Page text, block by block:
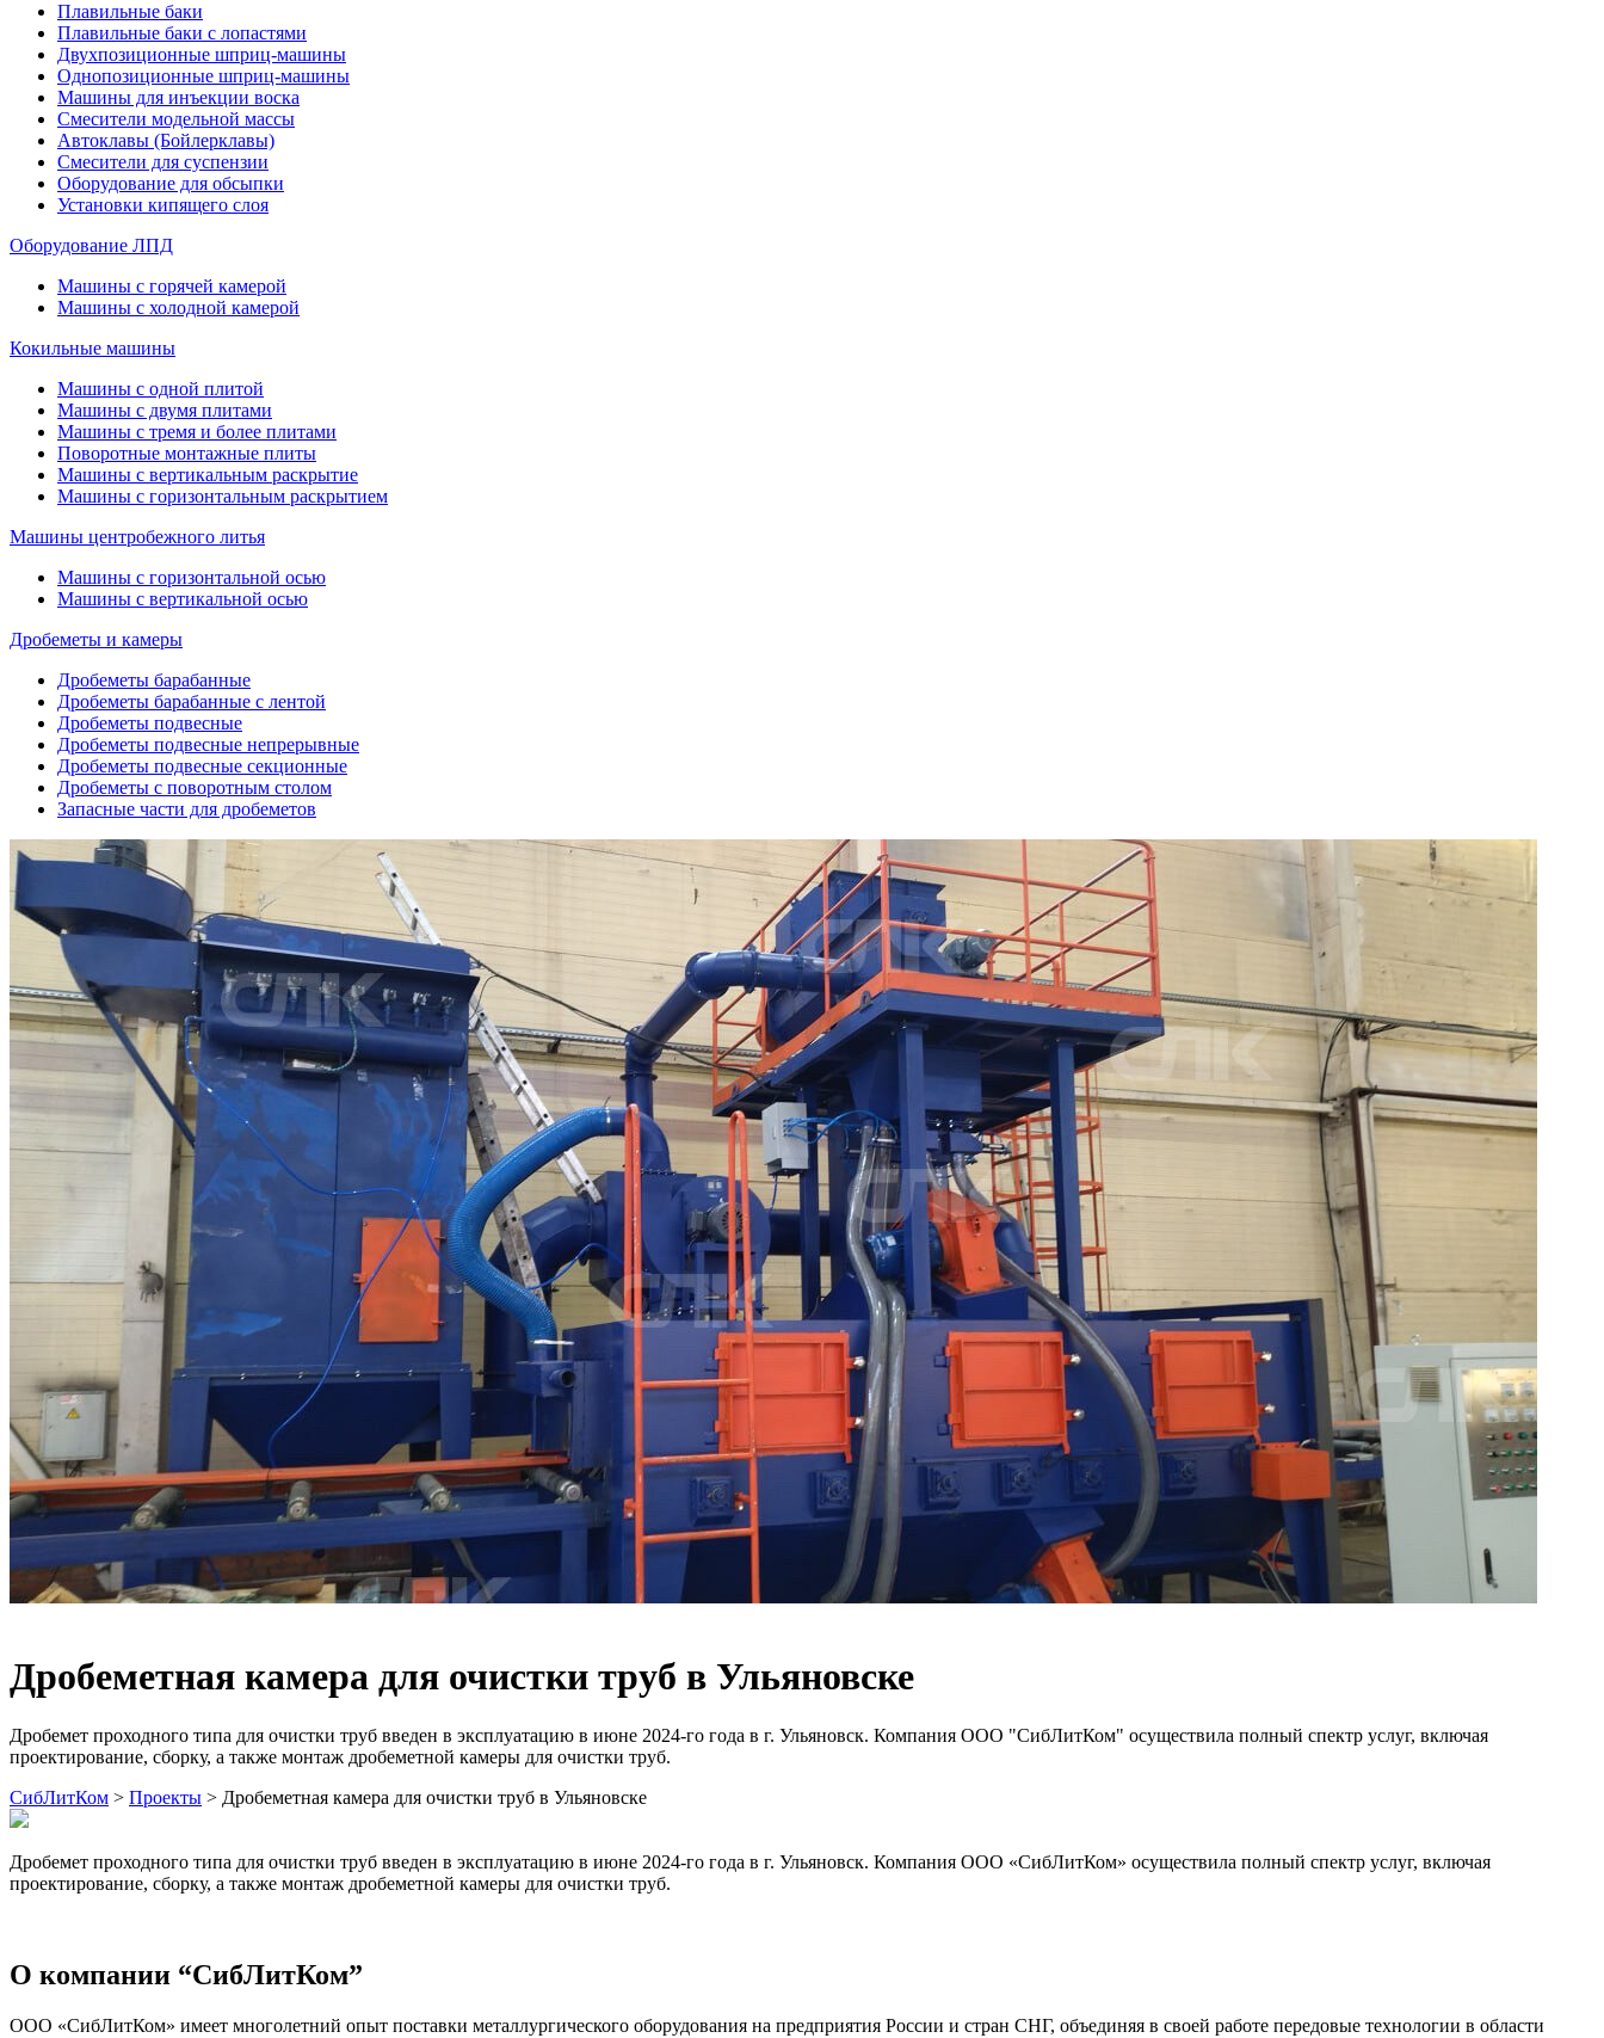
Плавильные баки
Плавильные баки с лопастями
Двухпозиционные шприц-машины
Однопозиционные шприц-машины
Машины для инъекции воска
Смесители модельной массы
Автоклавы (Бойлерклавы)
Смесители для суспензии
Оборудование для обсыпки
Установки кипящего слоя
Оборудование ЛПД
Машины с горячей камерой
Машины с холодной камерой
Кокильные машины
Машины с одной плитой
Машины с двумя плитами
Машины с тремя и более плитами
Поворотные монтажные плиты
Машины с вертикальным раскрытие
Машины с горизонтальным раскрытием
Машины центробежного литья
Машины с горизонтальной осью
Машины с вертикальной осью
Дробеметы и камеры
Дробеметы барабанные
Дробеметы барабанные с лентой
Дробеметы подвесные
Дробеметы подвесные непрерывные
Дробеметы подвесные секционные
Дробеметы с поворотным столом
Запасные части для дробеметов
Дробеметная камера для очистки труб в Ульяновске
Дробемет проходного типа для очистки труб введен в эксплуатацию в июне 2024-го года в г. Ульяновск. Компания ООО "СибЛитКом" осуществила полный спектр услуг, включая
проектирование, сборку, а также монтаж дробеметной камеры для очистки труб.
СибЛитКом > Проекты > Дробеметная камера для очистки труб в Ульяновске
Дробемет проходного типа для очистки труб введен в эксплуатацию в июне 2024-го года в г. Ульяновск. Компания ООО «СибЛитКом» осуществила полный спектр услуг, включая
проектирование, сборку, а также монтаж дробеметной камеры для очистки труб.
О компании “СибЛитКом”
ООО «СибЛитКом» имеет многолетний опыт поставки металлургического оборудования на предприятия России и стран СНГ, объединяя в своей работе передовые технологии в области